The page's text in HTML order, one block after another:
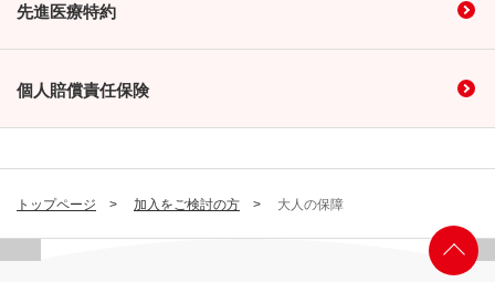
トップページ 加入をご検討の方 大人の保障
先進医療特約
個人賠償責任保険